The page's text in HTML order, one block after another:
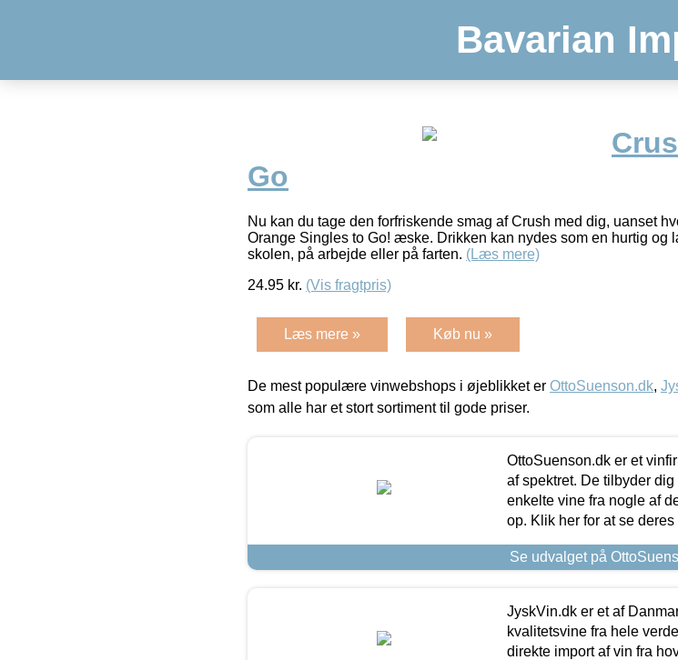
Bavarian
Go
Nu kan du tage den forfriskende smag af Crush med dig, uanset
Orange Singles to Go! æske. Drikken kan nydes som en hurtig og
skolen, på arbejde eller på farten. (Læs mere)
24.95 kr. (Vis fragtpris)
Læs mere » Køb nu »
De mest populære vinwebshops i øjeblikket er OttoSuenson.dk,
som alle har et stort sortiment til gode priser.
OttoSuenson.dk er et
af spektret. De tilbyder
enkelte vine fra nogle af
op. Klik her for at se deres
Se udvalget på
JyskVin.dk er et af
kvalitetsvine fra hele
direkte import af vin fra